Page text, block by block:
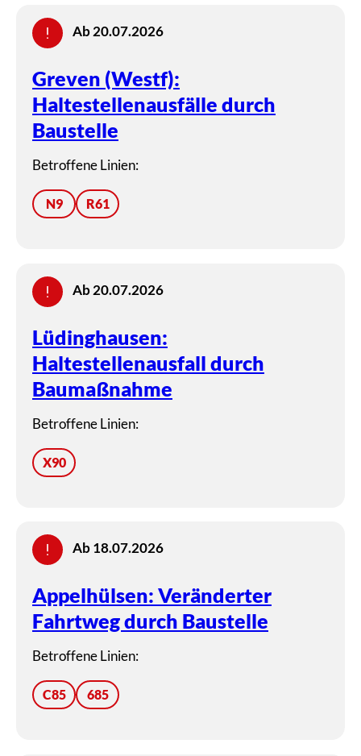
Ab 20.07.2026
Greven (Westf):
Haltestellenausfälle durch
Baustelle
Betroffene Linien:
N9 R61
Ab 20.07.2026
Lüdinghausen:
Haltestellenausfall durch
Baumaßnahme
Betroffene Linien:
X90
Ab 18.07.2026
Appelhülsen: Veränderter
Fahrtweg durch Baustelle
Betroffene Linien:
C85 685